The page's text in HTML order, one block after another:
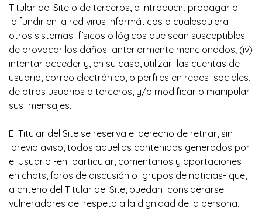
Titular del Site o de terceros, o introducir, propagar o
difundir en la red virus informáticos o cualesquiera
otros sistemas físicos o lógicos que sean susceptibles
de provocar los daños anteriormente mencionados; (iv)
intentar acceder y, en su caso, utilizar las cuentas de
usuario, correo electrónico, o perfiles en redes sociales,
de otros usuarios o terceros, y/o modificar o manipular
sus mensajes.
El Titular del Site se reserva el derecho de retirar, sin
previo aviso, todos aquellos contenidos generados por
el Usuario -en particular, comentarios y aportaciones
en chats, foros de discusión o grupos de noticias- que,
a criterio del Titular del Site, puedan considerarse
vulneradores del respeto a la dignidad de la persona,